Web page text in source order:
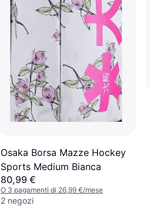
Osaka Borsa Mazze Hockey
Sports Medium Bianca
80,99 €
O 3 pagamenti di 26,99 €/mese
2 negozi